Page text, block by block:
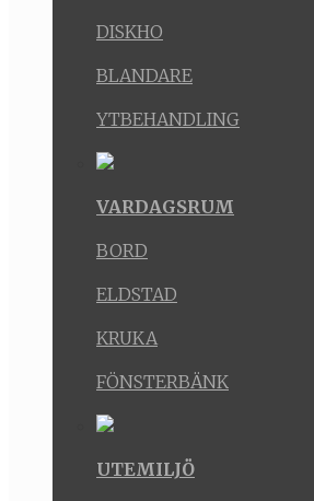
DISKHO
BLANDARE
YTBEHANDLING
VARDAGSRUM
BORD
ELDSTAD
KRUKA
FÖNSTERBÄNK
UTEMILJÖ